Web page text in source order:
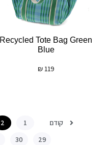
Recycled Tote Bag Green
Blue
119
₪
קודם 1
2
29
30